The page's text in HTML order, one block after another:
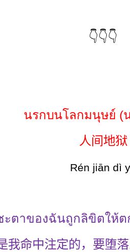
👇👇👇
นรกบนโลกมนุษย์ (
人间地狱
Rén jiān dì
ะตาของฉันถูกลิขิตให้
我命中注定的，要堕